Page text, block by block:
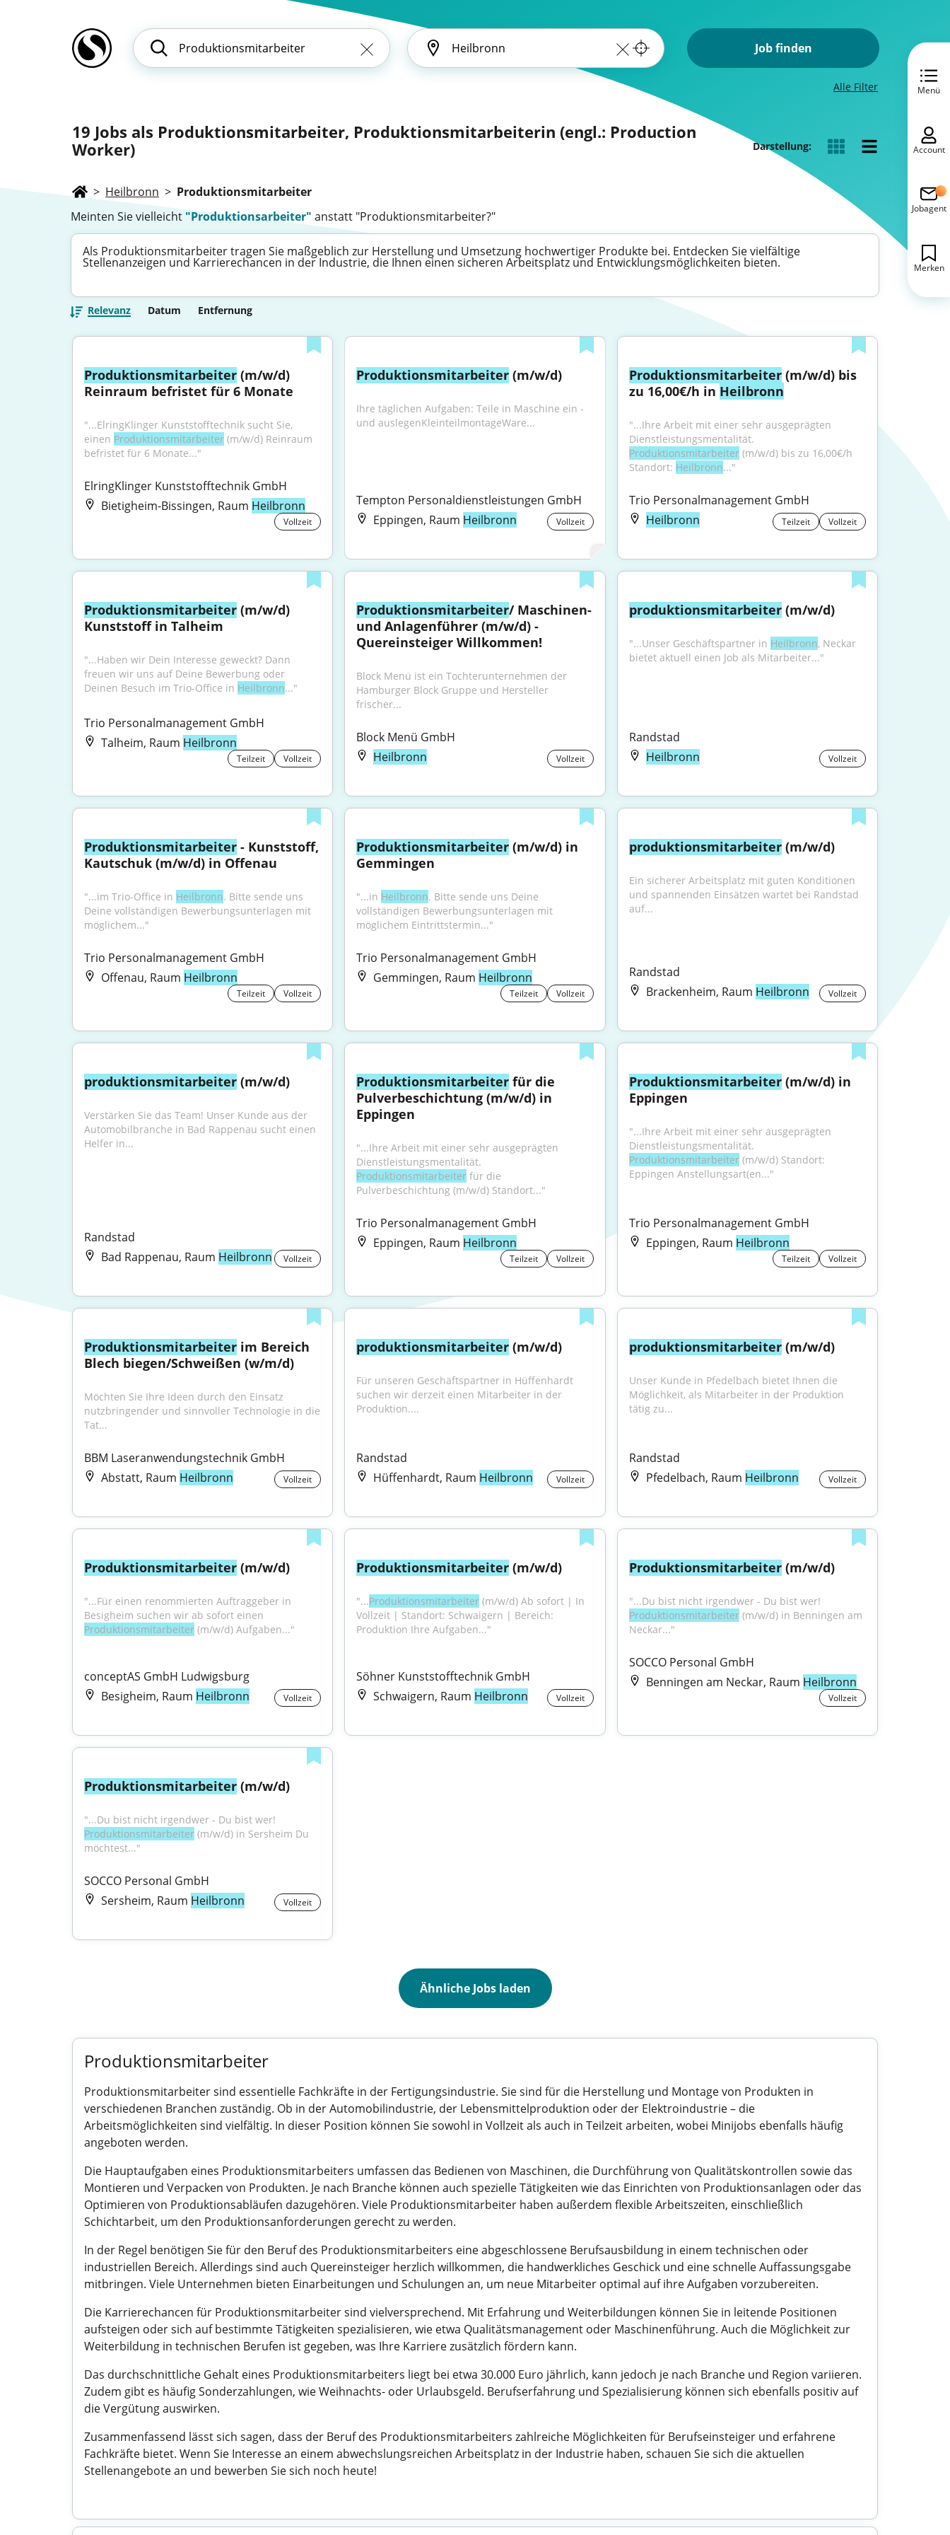
Job finden
Alle Filter
19 Jobs als Produktionsmitarbeiter, Produktionsmitarbeiterin (engl.: Production
Worker)
Darstellung:
> Heilbronn > Produktionsmitarbeiter
Meinten Sie vielleicht "Produktionsarbeiter" anstatt "Produktionsmitarbeiter?"
Als Produktionsmitarbeiter tragen Sie maßgeblich zur Herstellung und Umsetzung hochwertiger Produkte bei. Entdecken Sie vielfältige
Stellenanzeigen und Karrierechancen in der Industrie, die Ihnen einen sicheren Arbeitsplatz und Entwicklungsmöglichkeiten bieten.
Relevanz Datum Entfernung
Produktionsmitarbeiter (m/w/d)
Reinraum befristet für 6 Monate
"...ElringKlinger Kunststofftechnik sucht Sie,
einen Produktionsmitarbeiter (m/w/d) Reinraum
befristet für 6 Monate..."
ElringKlinger Kunststofftechnik GmbH
Bietigheim-Bissingen, Raum Heilbronn
Vollzeit
Produktionsmitarbeiter (m/w/d)
Ihre täglichen Aufgaben: Teile in Maschine ein -
und auslegenKleinteilmontageWare...
Tempton Personaldienstleistungen GmbH
Eppingen, Raum Heilbronn Vollzeit
Produktionsmitarbeiter (m/w/d) bis
zu 16,00€/h in Heilbronn
"...Ihre Arbeit mit einer sehr ausgeprägten
Produktionsmitarbeiter (m/w/d) bis zu 16,00€/h
Standort: Heilbronn..."
Trio Personalmanagement GmbH
Heilbronn
Teilzeit Vollzeit
Produktionsmitarbeiter (m/w/d)
Kunststoff in Talheim
"...Haben wir Dein Interesse geweckt? Dann
freuen wir uns auf Deine Bewerbung oder
Deinen Besuch im Trio-Office in Heilbronn..."
Trio Personalmanagement GmbH
Talheim, Raum Heilbronn
Teilzeit Vollzeit
Produktionsmitarbeiter/ Maschinen-
und Anlagenführer (m/w/d) -
Quereinsteiger Willkommen!
Block Menü ist ein Tochterunternehmen der
Hamburger Block Gruppe und Hersteller
frischer...
Block Menü GmbH
Heilbronn
Vollzeit
produktionsmitarbeiter (m/w/d)
"...Unser Geschäftspartner in Heilbronn, Neckar
bietet aktuell einen Job als Mitarbeiter..."
Randstad
Heilbronn
Vollzeit
Produktionsmitarbeiter - Kunststoff,
Kautschuk (m/w/d) in Offenau
"...im Trio-Office in Heilbronn. Bitte sende uns
Deine vollständigen Bewerbungsunterlagen mit
möglichem..."
Trio Personalmanagement GmbH
Offenau, Raum Heilbronn
Teilzeit Vollzeit
Produktionsmitarbeiter (m/w/d) in
Gemmingen
"...in Heilbronn. Bitte sende uns Deine
vollständigen Bewerbungsunterlagen mit
möglichem Eintrittstermin..."
Trio Personalmanagement GmbH
Gemmingen, Raum Heilbronn
Teilzeit Vollzeit
produktionsmitarbeiter (m/w/d)
Ein sicherer Arbeitsplatz mit guten Konditionen
und spannenden Einsätzen wartet bei Randstad
auf...
Randstad
Brackenheim, Raum Heilbronn Vollzeit
produktionsmitarbeiter (m/w/d)
Verstärken Sie das Team! Unser Kunde aus der
Automobilbranche in Bad Rappenau sucht einen
Helfer in...
Randstad
Bad Rappenau, Raum Heilbronn Vollzeit
Produktionsmitarbeiter für die
Pulverbeschichtung (m/w/d) in
Eppingen
"...Ihre Arbeit mit einer sehr ausgeprägten
Produktionsmitarbeiter für die
Pulverbeschichtung (m/w/d) Standort..."
Trio Personalmanagement GmbH
Eppingen, Raum Heilbronn
Teilzeit Vollzeit
Produktionsmitarbeiter (m/w/d) in
Eppingen
"...Ihre Arbeit mit einer sehr ausgeprägten
Produktionsmitarbeiter (m/w/d) Standort:
Eppingen Anstellungsart(en..."
Trio Personalmanagement GmbH
Eppingen, Raum Heilbronn
Teilzeit Vollzeit
Produktionsmitarbeiter im Bereich
Blech biegen/Schweißen (w/m/d)
Möchten Sie Ihre Ideen durch den Einsatz
nutzbringender und sinnvoller Technologie in die
Tat...
BBM Laseranwendungstechnik GmbH
Abstatt, Raum Heilbronn Vollzeit
produktionsmitarbeiter (m/w/d)
Für unseren Geschäftspartner in Hüffenhardt
suchen wir derzeit einen Mitarbeiter in der
Produktion....
Randstad
Hüffenhardt, Raum Heilbronn Vollzeit
produktionsmitarbeiter (m/w/d)
Unser Kunde in Pfedelbach bietet Ihnen die
Möglichkeit, als Mitarbeiter in der Produktion
tätig zu...
Randstad
Pfedelbach, Raum Heilbronn Vollzeit
Produktionsmitarbeiter (m/w/d)
"...Für einen renommierten Auftraggeber in
Produktionsmitarbeiter (m/w/d) Aufgaben..."
conceptAS GmbH Ludwigsburg
Besigheim, Raum Heilbronn Vollzeit
Produktionsmitarbeiter (m/w/d)
"...Produktionsmitarbeiter (m/w/d) Ab sofort | In
Vollzeit | Standort: Schwaigern | Bereich:
Produktion Ihre Aufgaben..."
Söhner Kunststofftechnik GmbH
Schwaigern, Raum Heilbronn Vollzeit
Produktionsmitarbeiter (m/w/d)
Produktionsmitarbeiter (m/w/d) in Benningen am
Neckar..."
SOCCO Personal GmbH
Benningen am Neckar, Raum Heilbronn
Vollzeit
Produktionsmitarbeiter (m/w/d)
Produktionsmitarbeiter (m/w/d) in Sersheim Du
möchtest..."
SOCCO Personal GmbH
Sersheim, Raum Heilbronn Vollzeit
Ähnliche Jobs laden
Produktionsmitarbeiter
Produktionsmitarbeiter sind essentielle Fachkräfte in der Fertigungsindustrie. Sie sind für die Herstellung und Montage von Produkten in
verschiedenen Branchen zuständig. Ob in der Automobilindustrie, der Lebensmittelproduktion oder der Elektroindustrie – die
Arbeitsmöglichkeiten sind vielfältig. In dieser Position können Sie sowohl in Vollzeit als auch in Teilzeit arbeiten, wobei Minijobs ebenfalls häufig
angeboten werden.
Die Hauptaufgaben eines Produktionsmitarbeiters umfassen das Bedienen von Maschinen, die Durchführung von Qualitätskontrollen sowie das
Montieren und Verpacken von Produkten. Je nach Branche können auch spezielle Tätigkeiten wie das Einrichten von Produktionsanlagen oder das
Optimieren von Produktionsabläufen dazugehören. Viele Produktionsmitarbeiter haben außerdem flexible Arbeitszeiten, einschließlich
Schichtarbeit, um den Produktionsanforderungen gerecht zu werden.
In der Regel benötigen Sie für den Beruf des Produktionsmitarbeiters eine abgeschlossene Berufsausbildung in einem technischen oder
industriellen Bereich. Allerdings sind auch Quereinsteiger herzlich willkommen, die handwerkliches Geschick und eine schnelle Auffassungsgabe
mitbringen. Viele Unternehmen bieten Einarbeitungen und Schulungen an, um neue Mitarbeiter optimal auf ihre Aufgaben vorzubereiten.
Die Karrierechancen für Produktionsmitarbeiter sind vielversprechend. Mit Erfahrung und Weiterbildungen können Sie in leitende Positionen
aufsteigen oder sich auf bestimmte Tätigkeiten spezialisieren, wie etwa Qualitätsmanagement oder Maschinenführung. Auch die Möglichkeit zur
Weiterbildung in technischen Berufen ist gegeben, was Ihre Karriere zusätzlich fördern kann.
Das durchschnittliche Gehalt eines Produktionsmitarbeiters liegt bei etwa 30.000 Euro jährlich, kann jedoch je nach Branche und Region variieren.
Zudem gibt es häufig Sonderzahlungen, wie Weihnachts- oder Urlaubsgeld. Berufserfahrung und Spezialisierung können sich ebenfalls positiv auf
die Vergütung auswirken.
Zusammenfassend lässt sich sagen, dass der Beruf des Produktionsmitarbeiters zahlreiche Möglichkeiten für Berufseinsteiger und erfahrene
Fachkräfte bietet. Wenn Sie Interesse an einem abwechslungsreichen Arbeitsplatz in der Industrie haben, schauen Sie sich die aktuellen
Stellenangebote an und bewerben Sie sich noch heute!
Menü
Account
Jobagent
Merken